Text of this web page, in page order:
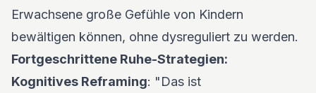
Erwachsene große Gefühle von Kindern
bewältigen können, ohne dysreguliert zu werden.
Fortgeschrittene Ruhe-Strategien:
Kognitives Reframing: "Das ist